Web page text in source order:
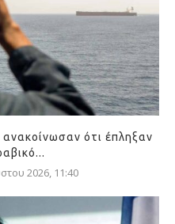
ότι έπληξαν
2026, 11:40